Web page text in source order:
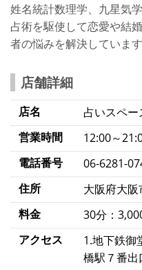
姓名統計数理学、九星気
占術を駆使して恋愛や結
者の悩みを解決しています
店舗詳細
店名
占いスペ
営業時間
12:00～
電話番号
06-6281-
住所
大阪府大
料金
30分：
アクセス
1.地下鉄御
橋駅７番出